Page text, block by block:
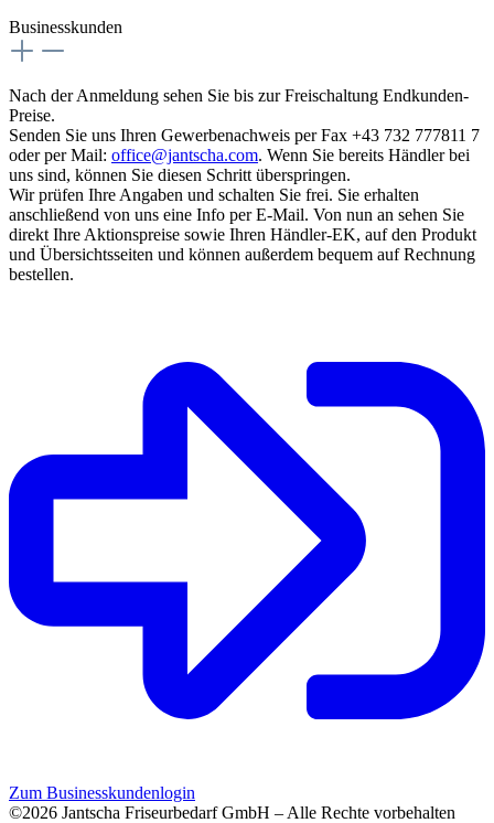
Businesskunden
Nach der Anmeldung sehen Sie bis zur Freischaltung Endkunden-
Preise.
Senden Sie uns Ihren Gewerbenachweis per Fax +43 732 777811 7
oder per Mail: office@jantscha.com. Wenn Sie bereits Händler bei
uns sind, können Sie diesen Schritt überspringen.
Wir prüfen Ihre Angaben und schalten Sie frei. Sie erhalten
anschließend von uns eine Info per E-Mail. Von nun an sehen Sie
direkt Ihre Aktionspreise sowie Ihren Händler-EK, auf den Produkt
und Übersichtsseiten und können außerdem bequem auf Rechnung
bestellen.
Zum Businesskundenlogin
©2026 Jantscha Friseurbedarf GmbH – Alle Rechte vorbehalten